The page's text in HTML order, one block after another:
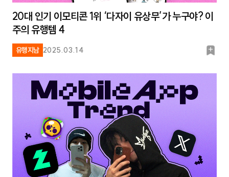
20대 인기 이모티콘 1위 ‘다자이 유상무’가 누구야? 이
주의 유행템 4
유행지남 2025.03.14
북